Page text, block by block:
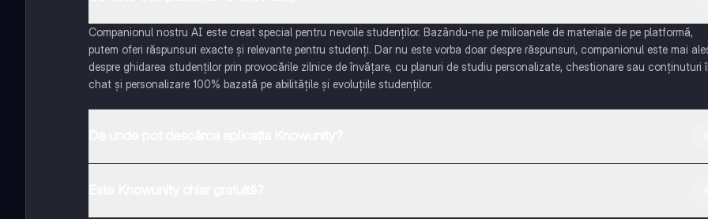
Companionul nostru AI este creat special pentru nevoile studenților. Bazându-ne pe milioanele de materiale de pe platformă,
putem oferi răspunsuri exacte și relevante pentru studenți. Dar nu este vorba doar despre răspunsuri, companionul este mai
despre ghidarea studenților prin provocările zilnice de învățare, cu planuri de studiu personalizate, chestionare sau conținuturi
chat și personalizare 100% bazată pe abilitățile și evoluțiile studenților.